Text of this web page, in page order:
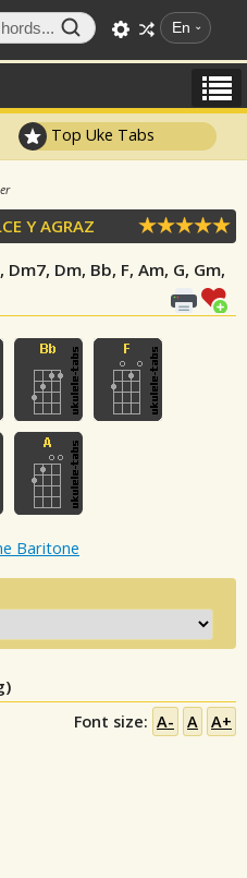
En
Top Uke Tabs
Y AGRAZ
Dm7, Dm, Bb, F, Am, G, Gm,
Baritone
Font size: A- A A+